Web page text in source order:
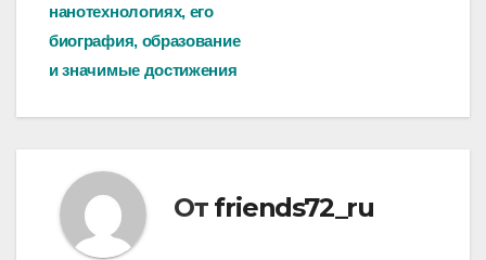
нанотехнологиях, его
биография, образование
и значимые достижения
От friends72_ru